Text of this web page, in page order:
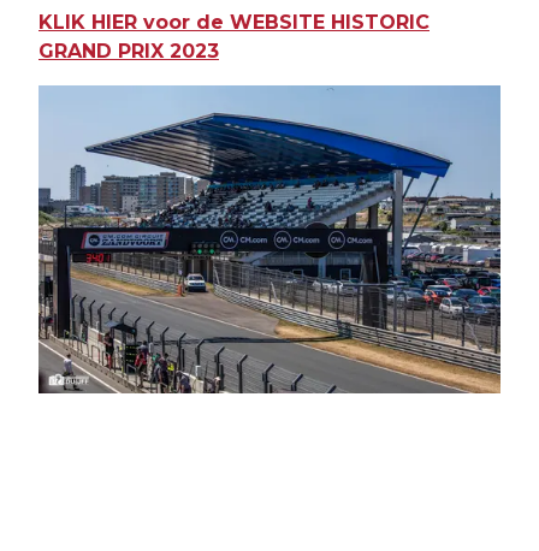
KLIK HIER voor de WEBSITE HISTORIC
GRAND PRIX 2023